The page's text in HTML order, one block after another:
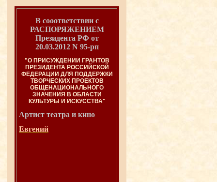
В сооответствии с
РАСПОРЯЖЕНИЕМ
Президента РФ от
20.03.2012 N 95-рп
"О ПРИСУЖДЕНИИ ГРАНТОВ
ПРЕЗИДЕНТА РОССИЙСКОЙ
ФЕДЕРАЦИИ ДЛЯ ПОДДЕРЖКИ
ТВОРЧЕСКИХ ПРОЕКТОВ
ОБЩЕНАЦИОНАЛЬНОГО
ЗНАЧЕНИЯ В ОБЛАСТИ
КУЛЬТУРЫ И ИСКУССТВА"
Артист театра и кино
Евгений